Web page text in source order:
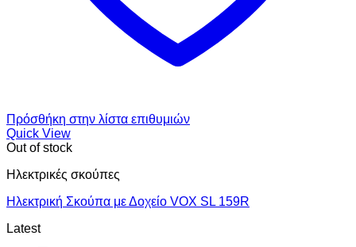
Πρόσθήκη στην λίστα επιθυμιών
Quick View
Out of stock
Ηλεκτρικές σκούπες
Ηλεκτρική Σκούπα με Δοχείο VOX SL 159R
Latest